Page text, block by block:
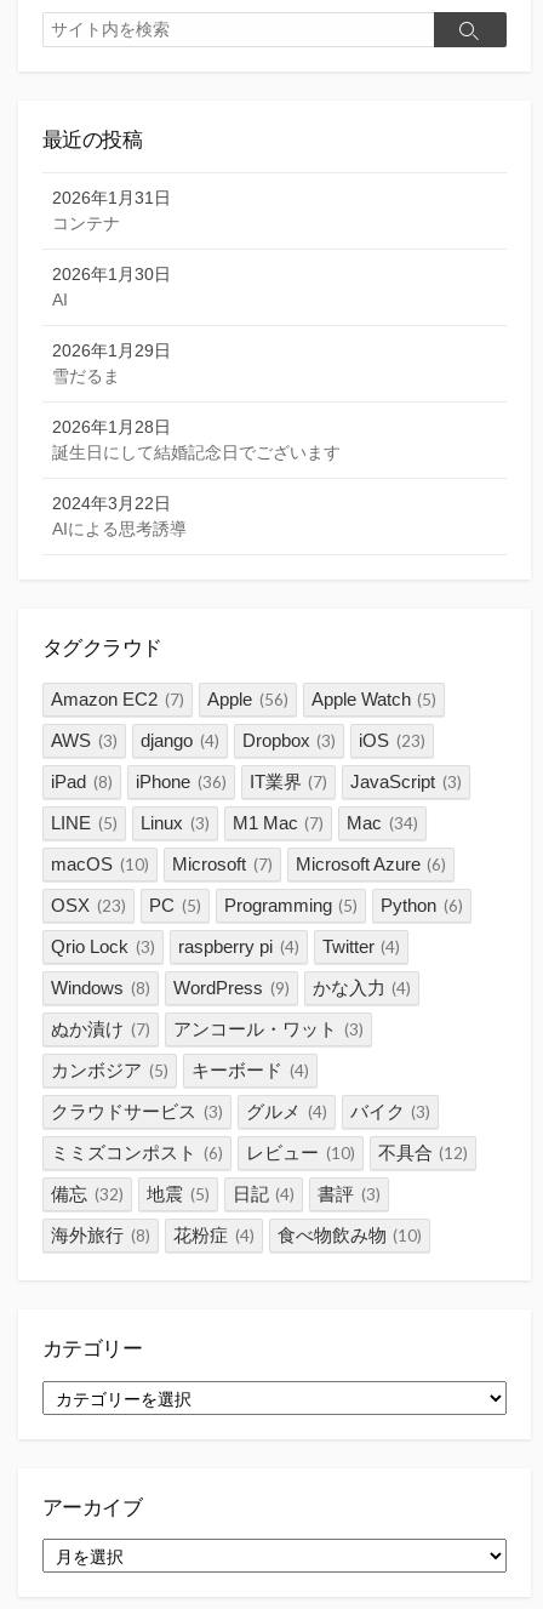
検
索
検
最近の投稿
2026年1月31日
コンテナ
2026年1月30日
AI
2026年1月29日
雪だるま
2026年1月28日
誕生日にして結婚記念日でございます
2024年3月22日
AIによる思考誘導
タグクラウド
Amazon EC2 (7) Apple (56) Apple Watch (5)
AWS (3) django (4) Dropbox (3) iOS (23)
iPad (8) iPhone (36) IT業界 (7) JavaScript (3)
LINE (5) Linux (3) M1 Mac (7) Mac (34)
macOS (10) Microsoft (7) Microsoft Azure (6)
OSX (23) PC (5) Programming (5) Python (6)
Qrio Lock (3) raspberry pi (4) Twitter (4)
Windows (8) WordPress (9) かな入力 (4)
ぬか漬け (7) アンコール・ワット (3)
カンボジア (5) キーボード (4)
クラウドサービス (3) グルメ (4) バイク (3)
ミミズコンポスト (6) レビュー (10) 不具合 (12)
備忘 (32) 地震 (5) 日記 (4) 書評 (3)
海外旅行 (8) 花粉症 (4) 食べ物飲み物 (10)
カテゴリー
テ
アーカイブ
ー